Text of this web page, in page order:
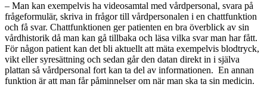
– Man kan exempelvis ha videosamtal med vårdpersonal, svara på
frågeformulär, skriva in frågor till vårdpersonalen i en chattfunktion
och få svar. Chattfunktionen ger patienten en bra överblick av sin
vårdhistorik då man kan gå tillbaka och läsa vilka svar man har fått.
För någon patient kan det bli aktuellt att mäta exempelvis blodtryck,
vikt eller syresättning och sedan går den datan direkt in i själva
plattan så vårdpersonal fort kan ta del av informationen. En annan
funktion är att man får påminnelser om när man ska ta sin medicin.